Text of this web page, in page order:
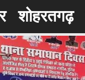
शोहरतगढ़